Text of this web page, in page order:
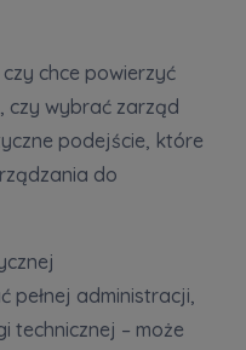
chce powierzyć
czy wybrać zarząd
podejście, które
do
pełnej administracji,
technicznej – może